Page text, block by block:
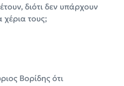
διότι δεν υπάρχουν
χέρια τους;
Βορίδης ότι